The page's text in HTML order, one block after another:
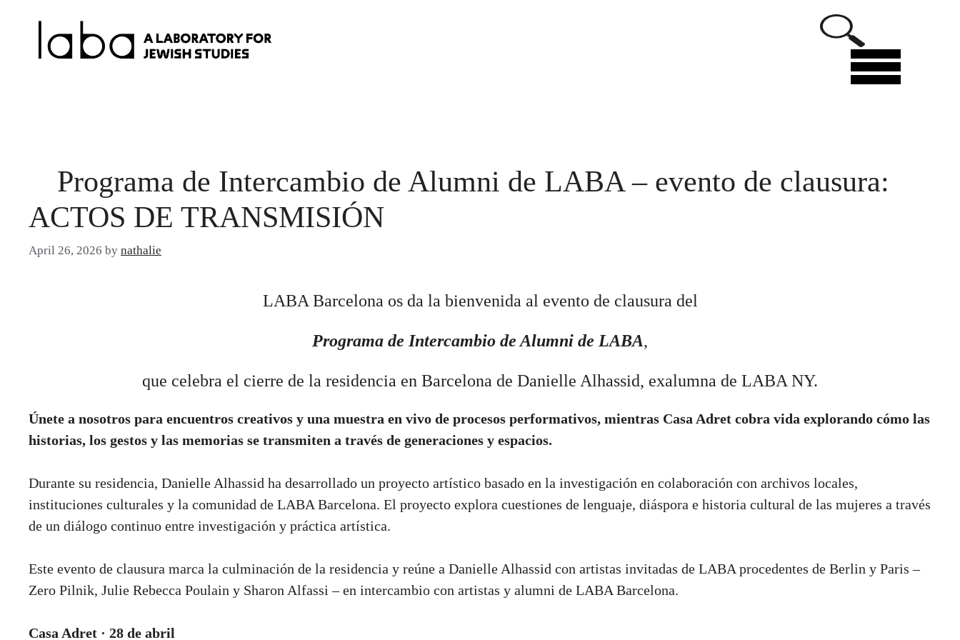
Menu
Programa de Intercambio de Alumni de LABA – evento de clausura:
ACTOS DE TRANSMISIÓN
April 26, 2026 by nathalie
LABA Barcelona os da la bienvenida al evento de clausura del
Programa de Intercambio de Alumni de LABA,
que celebra el cierre de la residencia en Barcelona de Danielle Alhassid, exalumna de LABA NY.
Únete a nosotros para encuentros creativos y una muestra en vivo de procesos performativos, mientras Casa Adret cobra vida explorando cómo las
historias, los gestos y las memorias se transmiten a través de generaciones y espacios.
Durante su residencia, Danielle Alhassid ha desarrollado un proyecto artístico basado en la investigación en colaboración con archivos locales,
instituciones culturales y la comunidad de LABA Barcelona. El proyecto explora cuestiones de lenguaje, diáspora e historia cultural de las mujeres a través
de un diálogo continuo entre investigación y práctica artística.
Este evento de clausura marca la culminación de la residencia y reúne a Danielle Alhassid con artistas invitadas de LABA procedentes de Berlin y Paris –
Zero Pilnik, Julie Rebecca Poulain y Sharon Alfassi – en intercambio con artistas y alumni de LABA Barcelona.
Casa Adret · 28 de abril